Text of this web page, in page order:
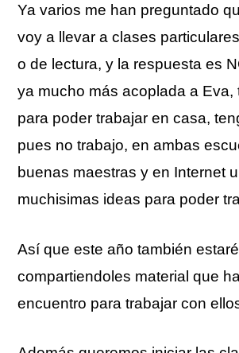
Ya varios me han preguntado
voy a llevar a clases
o de lectura, y la respuesta es
ya mucho más acoplada a Eva,
para poder trabajar en casa,
pues no trabajo, en ambas
buenas maestras y en Internet
muchisimas ideas para poder
Así que este año también estaré
compartiendoles material que
encuentro para trabajar con